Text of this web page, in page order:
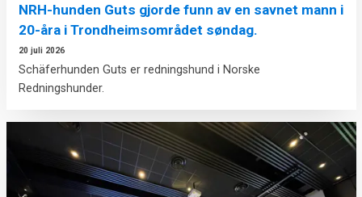
NRH-hunden Guts gjorde funn av en savnet mann i
20-åra i Trondheimsområdet søndag.
20 juli 2026
Schäferhunden Guts er redningshund i Norske
Redningshunder.